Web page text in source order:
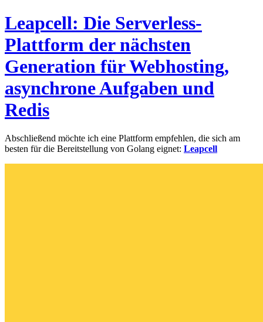
Leapcell: Die Serverless-
Plattform der nächsten
Generation für Webhosting,
asynchrone Aufgaben und
Redis
Abschließend möchte ich eine Plattform empfehlen, die sich am
besten für die Bereitstellung von Golang eignet: Leapcell